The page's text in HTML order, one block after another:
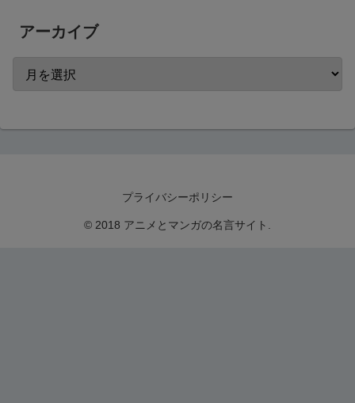
アーカイブ
プライバシーポリシー
© 2018 アニメとマンガの名言サイト.